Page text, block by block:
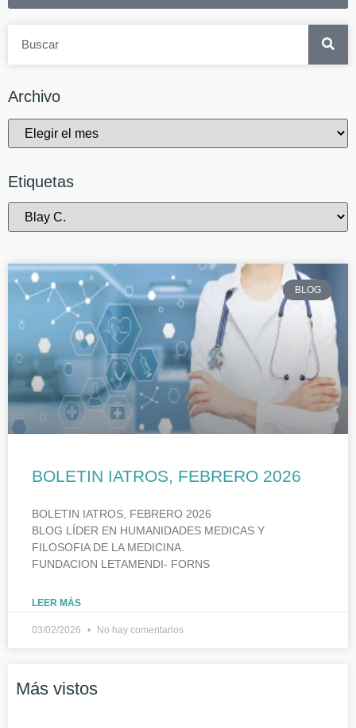
Archivo
Etiquetas
BLOG
BOLETIN IATROS, FEBRERO 2026
BOLETIN IATROS, FEBRERO 2026
BLOG LÍDER EN HUMANIDADES MEDICAS Y
FILOSOFIA DE LA MEDICINA.
FUNDACION LETAMENDI- FORNS
LEER MÁS
03/02/2026 No hay comentarios
Más vistos